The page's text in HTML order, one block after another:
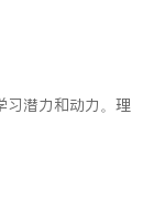
习潜力和动力。理